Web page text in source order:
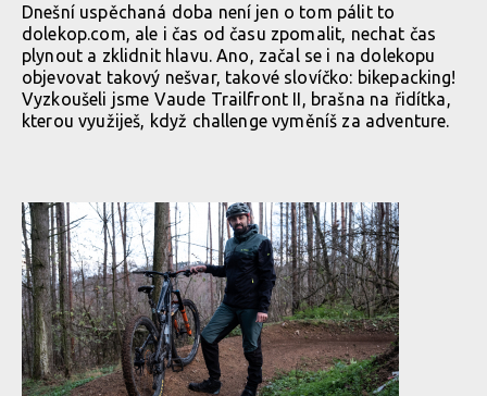
Dnešní uspěchaná doba není jen o tom pálit to
dolekop.com, ale i čas od času zpomalit, nechat čas
plynout a zklidnit hlavu. Ano, začal se i na dolekopu
objevovat takový nešvar, takové slovíčko: bikepacking!
Vyzkoušeli jsme Vaude Trailfront II, brašna na řidítka,
kterou využiješ, když challenge vyměníš za adventure.